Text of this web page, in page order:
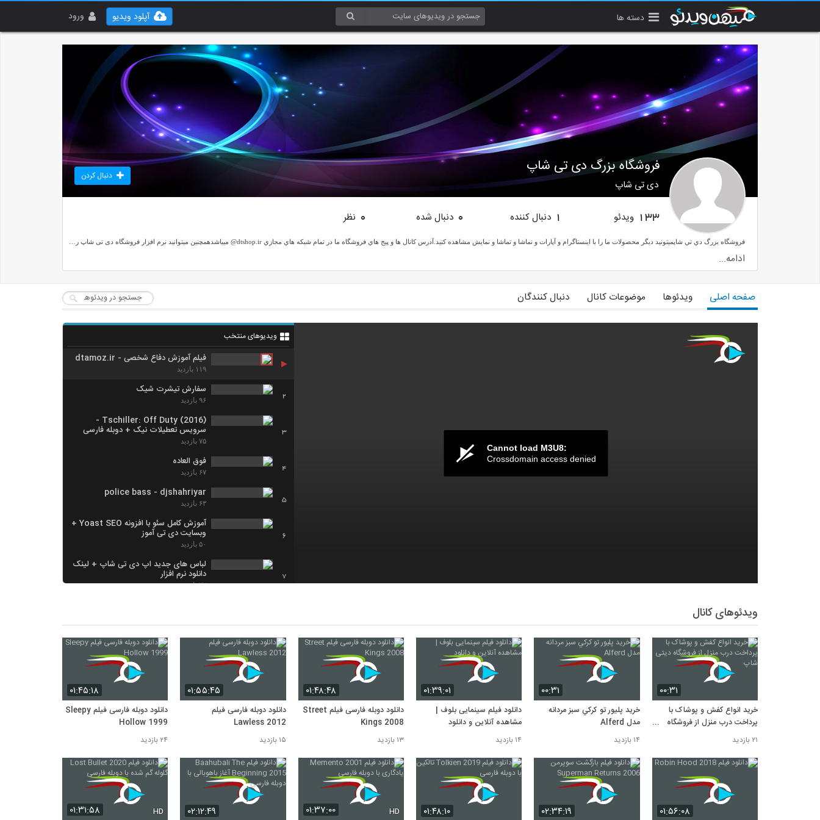
دسته ها ورود آپلود ویدیو
فروشگاه بزرگ دی تی شاپ
دی تی شاپ
دنبال کردن
133 ویدئو 1 دنبال کننده 0 دنبال شده 0 نظر
ادامه...
صفحه اصلی ویدئوها موضوعات کانال دنبال کنندگان
Cannot load M3U8:
Crossdomain access denied
ویدیوهای منتخب
فیلم آموزش دفاع شخصی - dtamoz.ir
۱۱۹ بازدید
2
سفارش تیشرت شیک
۹۶ بازدید
3
Tschiller: Off Duty (2016) -
سرویس تعطیلات نیک + دوبله فارسی
۷۵ بازدید
4
فوق العاده
۶۷ بازدید
5
police bass - djshahriyar
۶۳ بازدید
6
آموزش کامل سئو با افزونه Yoast SEO +
وبسایت دی تی آموز
۵۰ بازدید
7
لباس های جدید اپ دی تی شاپ + لینک
دانلود نرم افزار
۳۷ بازدید
۲۶ بازدید
9
اونایی که حرف از براندازی میزدن کجان
خرید ساعت مچی با پرداخت درب منزل از
دیتی شاپ
۲۴ بازدید
ویدئوهای کانال
۰۰:۳۱
خرید انواع کفش و پوشاک با
پرداخت درب منزل از فروشگاه
دیتی شاپ
۲۱ بازدید
۰۰:۳۱
خرید پليور تو كركي سبز مردانه
مدل Alferd
۱۴ بازدید
۰۱:۳۹:۰۱
دانلود فیلم سینمایی بلوف |
مشاهده آنلاین و دانلود
۱۴ بازدید
۰۱:۴۸:۴۸
دانلود دوبله فارسی فیلم Street
Kings 2008
۱۳ بازدید
۰۱:۵۵:۴۵
دانلود دوبله فارسی فیلم
Lawless 2012
۱۵ بازدید
۰۱:۴۵:۱۸
دانلود دوبله فارسی فیلم Sleepy
Hollow 1999
۲۴ بازدید
۰۱:۵۶:۰۸ ۰۲:۳۴:۱۹ ۰۱:۴۸:۱۰ ۰۱:۳۷:۰۰ HD ۰۲:۱۲:۴۹ ۰۱:۳۱:۵۸ HD